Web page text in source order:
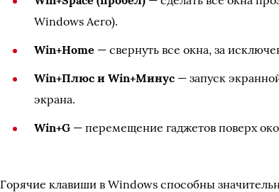
Windows Aero).
Win+Home — свернуть все окна, за
Win+Плюс и Win+Минус — запуск
экрана.
Win+G — перемещение гаджетов поверх
Горячие клавиши в Windows способны